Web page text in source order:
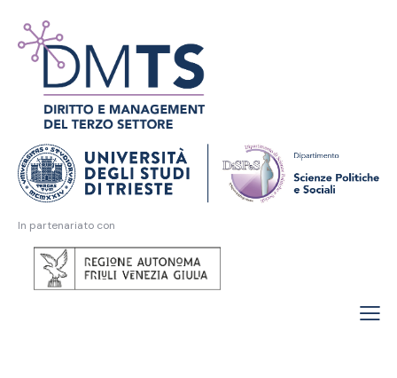
In partenariato con